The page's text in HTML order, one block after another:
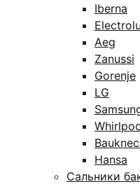
Iberna
Aeg
Zanussi
Gorenje
LG
Hansa
Сальники